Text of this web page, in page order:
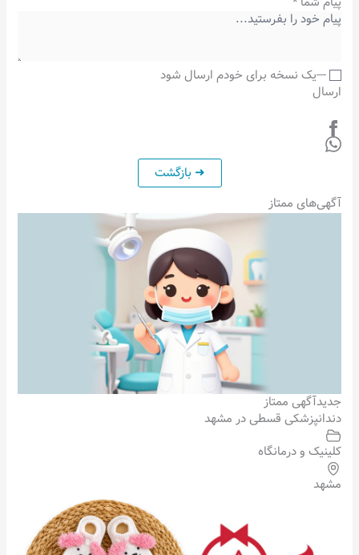
---یک نسخه برای خودم ارسال شود
ارسال
آگهی‌های ممتاز
جدیدآگهی ممتاز
دندانپزشکی قسطی در مشهد
کلینیک و درمانگاه
مشهد